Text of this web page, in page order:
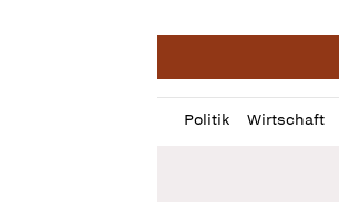
Politik Wirtschaft
Profil
öffnen
Daz
Pur